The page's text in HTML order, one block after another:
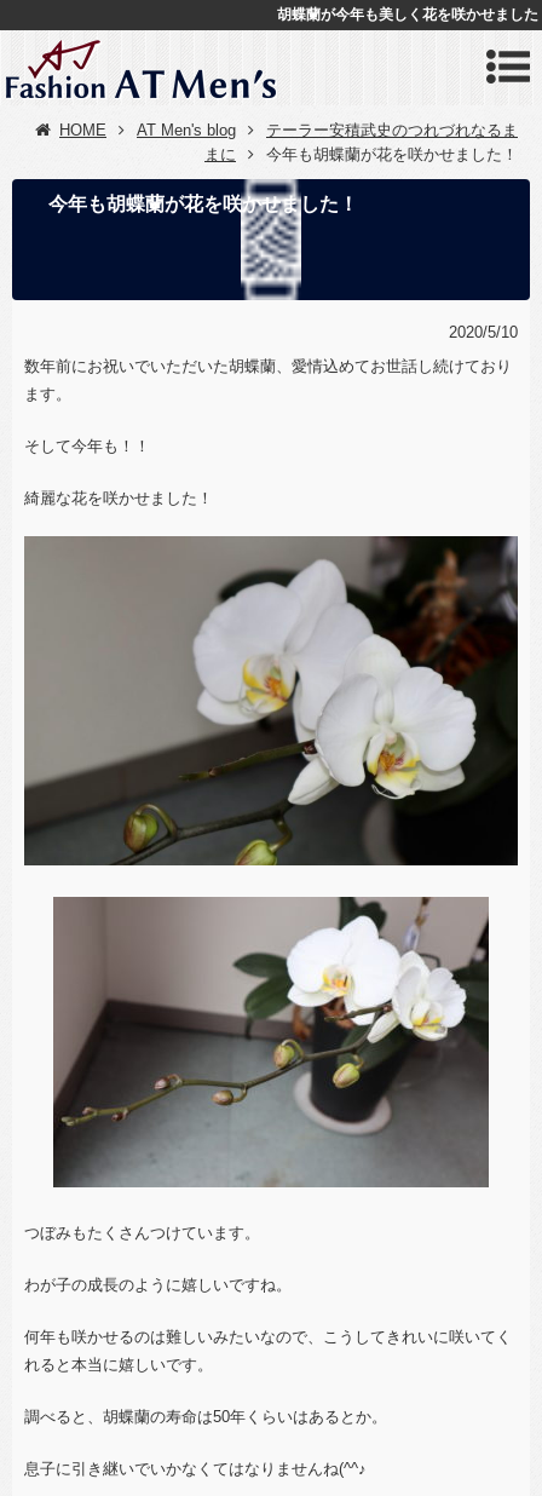
胡蝶蘭が今年も美しく花を咲かせました
HOME AT Men's blog
テーラー安積武史のつれづれなるま
まに
今年も胡蝶蘭が花を咲かせました！
今年も胡蝶蘭が花を咲かせました！
2020/5/10
数年前にお祝いでいただいた胡蝶蘭、愛情込めてお世話し続けており
ます。
そして今年も！！
綺麗な花を咲かせました！
つぼみもたくさんつけています。
わが子の成長のように嬉しいですね。
何年も咲かせるのは難しいみたいなので、こうしてきれいに咲いてく
れると本当に嬉しいです。
調べると、胡蝶蘭の寿命は50年くらいはあるとか。
息子に引き継いでいかなくてはなりませんね(^^♪